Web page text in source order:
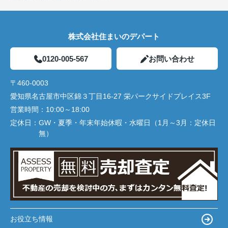
株式会社住まいのデパート
0120-005-567 お問い合わせ
〒460-0003
愛知県名古屋市中区錦３丁目16-27 栄パークサイドプレイス3F
営業時間： 10:00～18:00
定休日： GW・夏季・年末年始休暇・水曜日（1月～3月：定休日
無）
お役立ち情報